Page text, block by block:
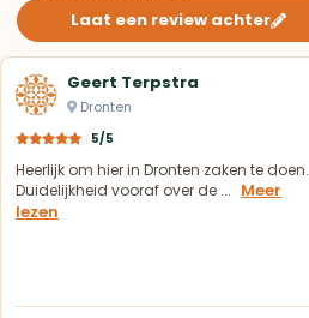
Laat een review achter
Geert Terpstra
Dronten
5/5
Heerlijk om hier in Dronten zaken te doen.
Duidelijkheid vooraf over de ... Meer
lezen